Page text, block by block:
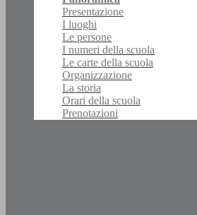
Presentazione
I luoghi
Le persone
I numeri della scuola
Le carte della scuola
Organizzazione
La storia
Orari della scuola
Prenotazioni